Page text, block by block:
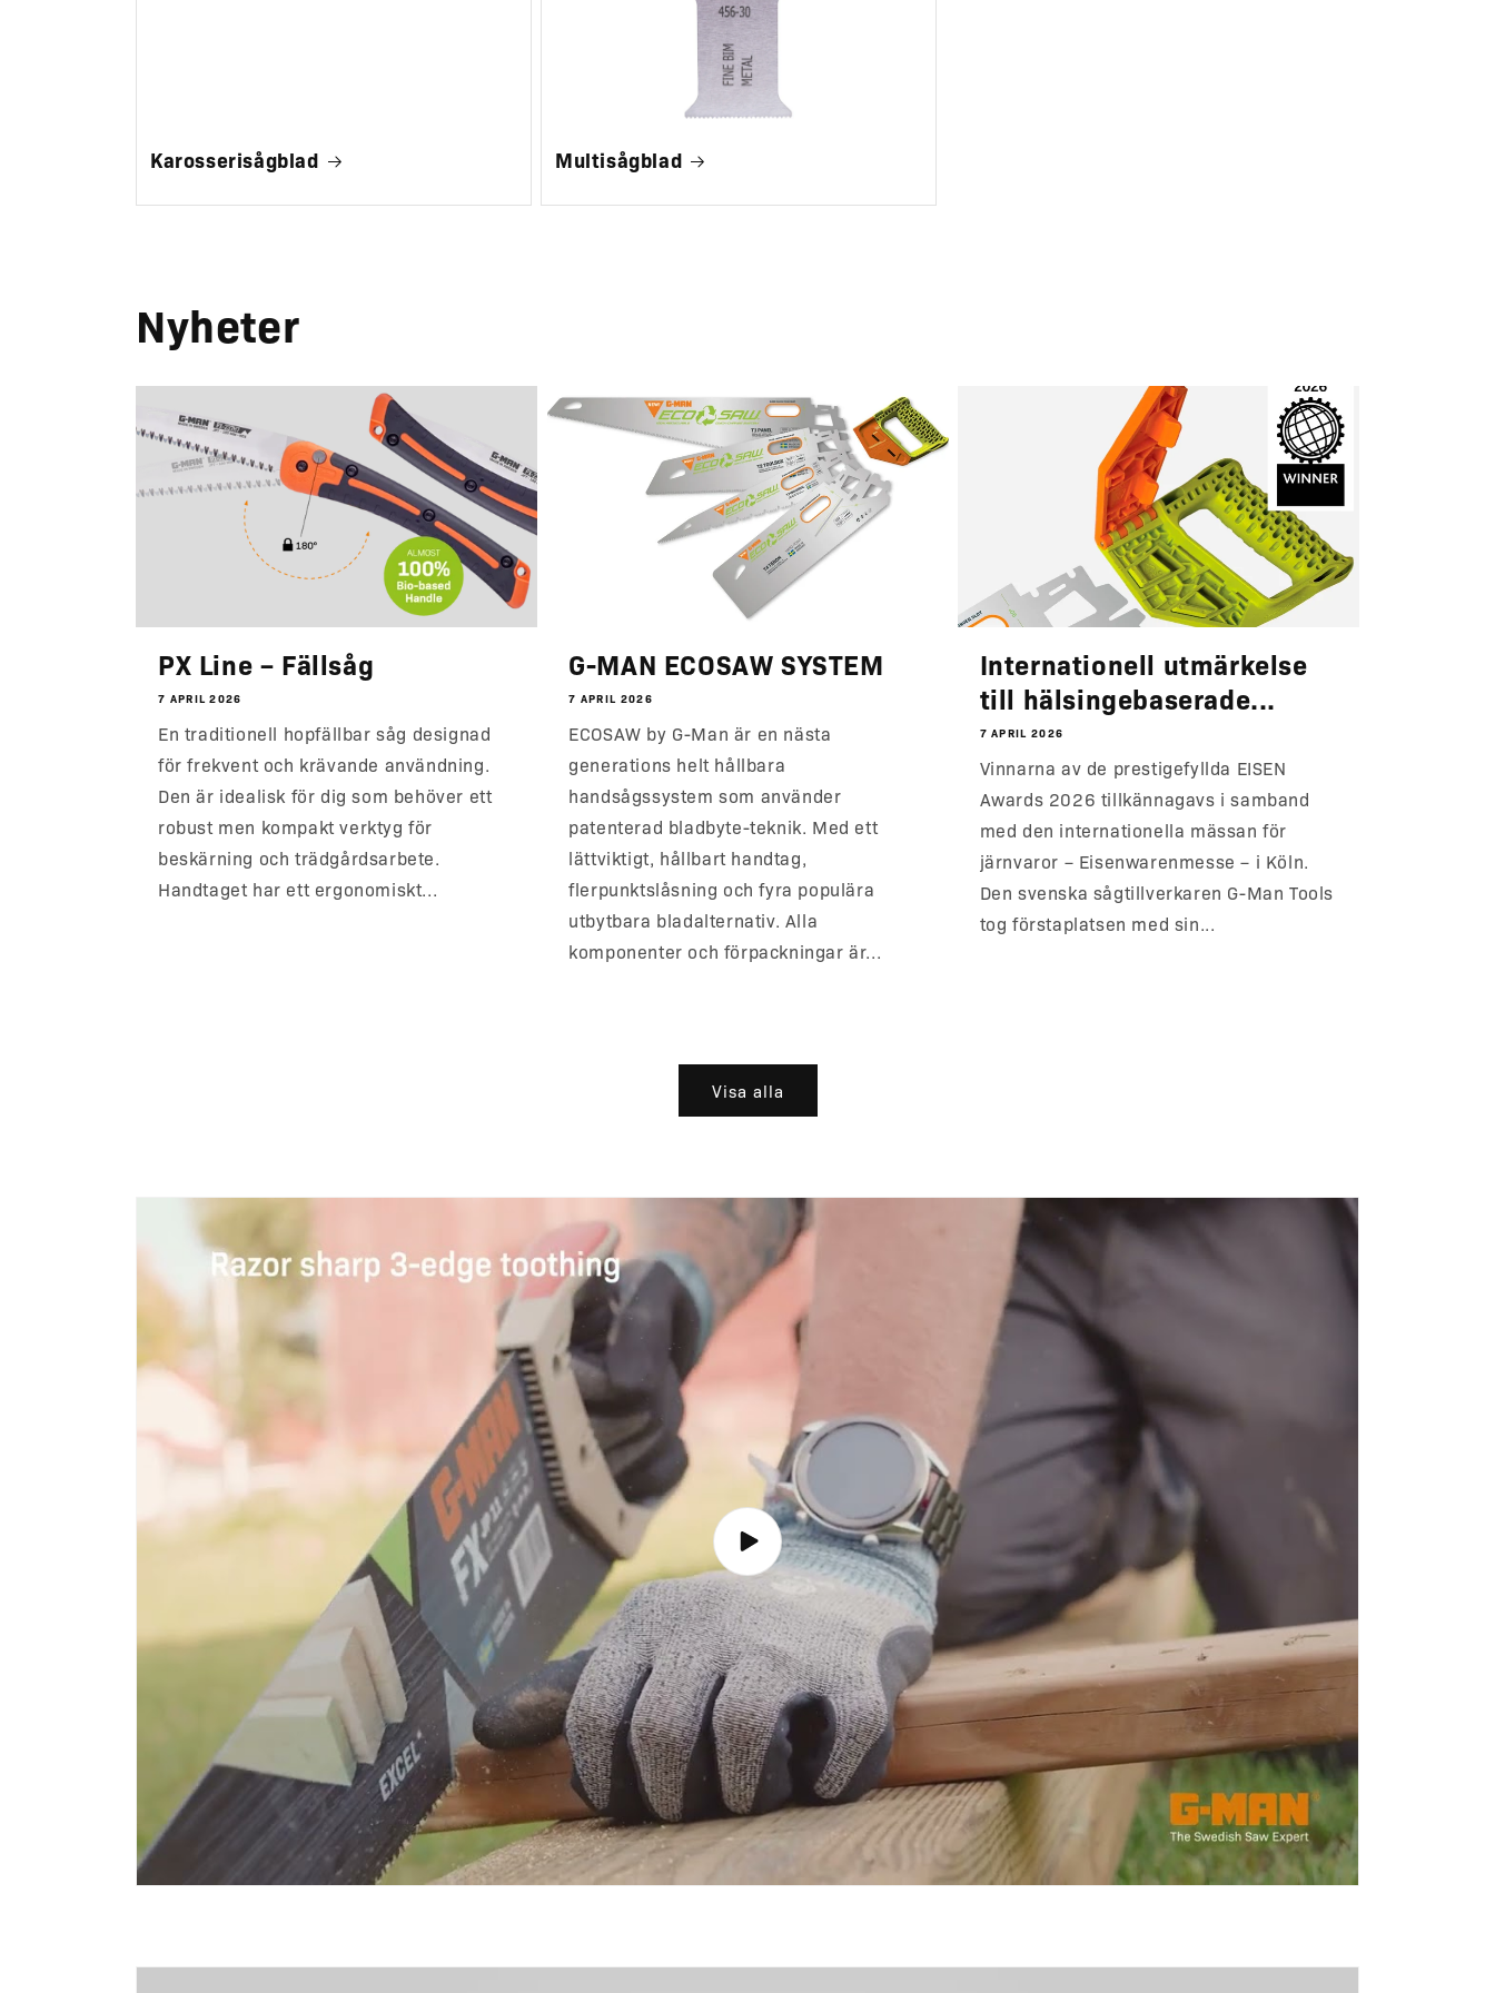
Karosserisågblad Multisågblad
Nyheter
PX Line – Fällsåg
7 APRIL 2026
En traditionell hopfällbar såg designad
för frekvent och krävande användning.
Den är idealisk för dig som behöver ett
robust men kompakt verktyg för
beskärning och trädgårdsarbete.
Handtaget har ett ergonomiskt...
G-MAN ECOSAW SYSTEM
7 APRIL 2026
ECOSAW by G-Man är en nästa
generations helt hållbara
handsågssystem som använder
patenterad bladbyte-teknik. Med ett
lättviktigt, hållbart handtag,
flerpunktslåsning och fyra populära
utbytbara bladalternativ. Alla
komponenter och förpackningar är...
Internationell utmärkelse
till hälsingebaserade...
7 APRIL 2026
Vinnarna av de prestigefyllda EISEN
Awards 2026 tillkännagavs i samband
med den internationella mässan för
järnvaror – Eisenwarenmesse – i Köln.
Den svenska sågtillverkaren G-Man Tools
tog förstaplatsen med sin...
Visa alla